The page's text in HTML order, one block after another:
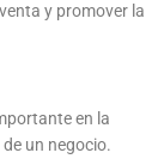
y promover la
en la
un negocio.